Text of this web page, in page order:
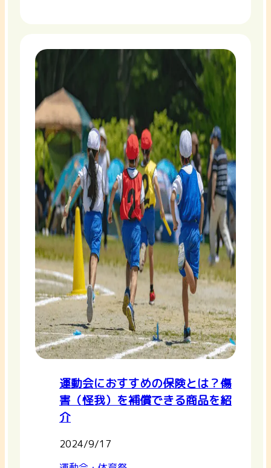
運動会におすすめの保険とは？傷
害（怪我）を補償できる商品を紹
介
2024/9/17